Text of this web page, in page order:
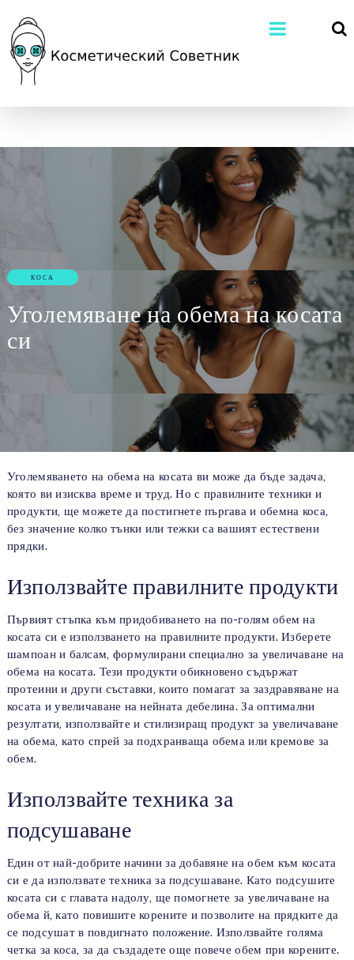
КОСА
Уголемяване на обема на косата
си
Уголемяването на обема на косата ви може да бъде задача,
която ви изисква време и труд. Но с правилните техники и
продукти, ще можете да постигнете пъргава и обемна коса,
без значение колко тънки или тежки са вашият естествени
прядки.
Използвайте правилните продукти
Първият стъпка към придобиването на по-голям обем на
косата си е използването на правилните продукти. Изберете
шампоан и балсам, формулирани специално за увеличаване на
обема на косата. Тези продукти обикновено съдържат
протеини и други съставки, които помагат за заздравяване на
косата и увеличаване на нейната дебелина. За оптимални
резултати, използвайте и стилизиращ продукт за увеличаване
на обема, като спрей за подхранваща обема или кремове за
обем.
Използвайте техника за
подсушаване
Един от най-добрите начини за добавяне на обем към косата
си е да използвате техника за подсушаване. Като подсушите
косата си с главата надолу, ще помогнете за увеличаване на
обема й, като повишите корените и позволите на прядките да
се подсушат в повдигнато положение. Използвайте голяма
четка за коса, за да създадете още повече обем при корените.